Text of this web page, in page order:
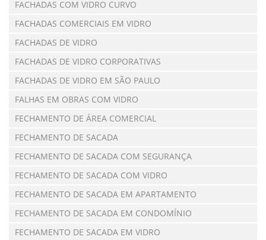
FACHADAS COM VIDRO CURVO
FACHADAS COMERCIAIS EM VIDRO
FACHADAS DE VIDRO
FACHADAS DE VIDRO CORPORATIVAS
FACHADAS DE VIDRO EM SÃO PAULO
FALHAS EM OBRAS COM VIDRO
FECHAMENTO DE ÁREA COMERCIAL
FECHAMENTO DE SACADA
FECHAMENTO DE SACADA COM SEGURANÇA
FECHAMENTO DE SACADA COM VIDRO
FECHAMENTO DE SACADA EM APARTAMENTO
FECHAMENTO DE SACADA EM CONDOMÍNIO
FECHAMENTO DE SACADA EM VIDRO